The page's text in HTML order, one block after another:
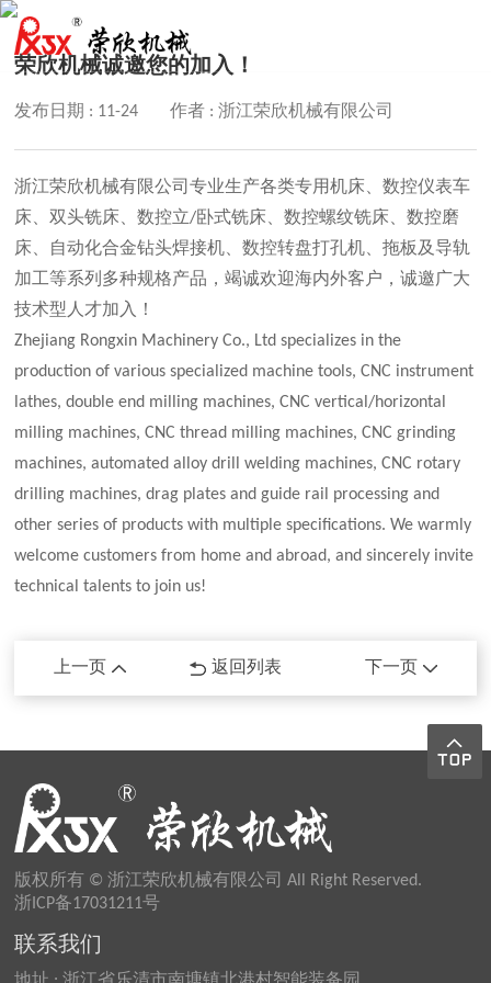
荣欣机械诚邀您的加入！
发布日期 : 11-24 作者 : 浙江荣欣机械有限公司
浙江荣欣机械有限公司专业生产各类专用机床、数控仪表车
床、双头铣床、数控立/卧式铣床、数控螺纹铣床、数控磨
床、自动化合金钻头焊接机、数控转盘打孔机、拖板及导轨
加工等系列多种规格产品，竭诚欢迎海内外客户，诚邀广大
技术型人才加入！
Zhejiang Rongxin Machinery Co., Ltd specializes in the
production of various specialized machine tools, CNC instrument
lathes, double end milling machines, CNC vertical/horizontal
milling machines, CNC thread milling machines, CNC grinding
machines, automated alloy drill welding machines, CNC rotary
drilling machines, drag plates and guide rail processing and
other series of products with multiple specifications. We warmly
welcome customers from home and abroad, and sincerely invite
technical talents to join us!
上一页 返回列表 下一页
版权所有 © 浙江荣欣机械有限公司 All Right Reserved.
浙ICP备17031211号
联系我们